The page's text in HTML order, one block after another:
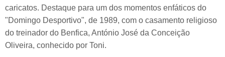
caricatos. Destaque para um dos momentos enfáticos do
"Domingo Desportivo", de 1989, com o casamento religioso
do treinador do Benfica, António José da Conceição
Oliveira, conhecido por Toni.